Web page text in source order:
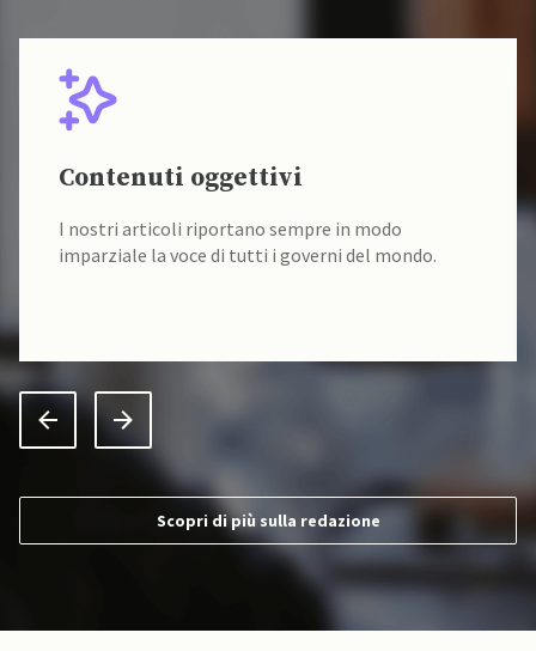
Contenuti oggettivi
I nostri articoli riportano sempre in modo
imparziale la voce di tutti i governi del mondo.
Scopri di più sulla redazione